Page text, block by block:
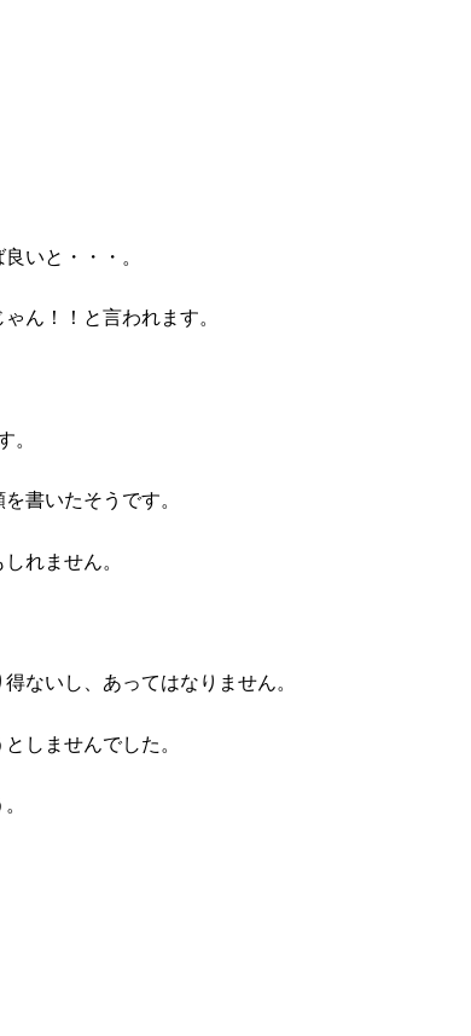
いと・・・。
ん！！と言われます。
。
書いたそうです。
れません。
ないし、あってはなりません。
しませんでした。